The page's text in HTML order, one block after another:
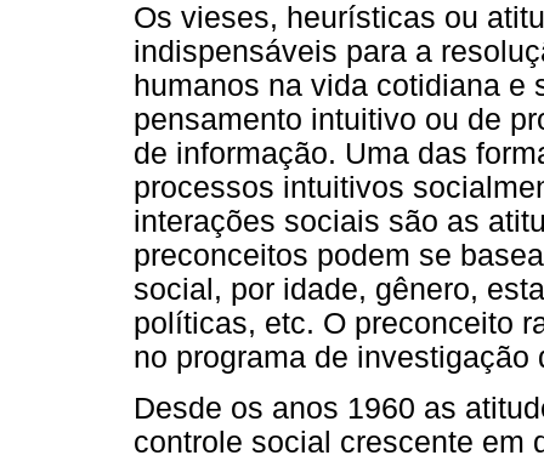
Os vieses, heurísticas ou
indispensáveis para a
humanos na vida cotidiana e
pensamento intuitivo ou de
de informação. Uma das
processos intuitivos
interações sociais são as
preconceitos podem se
social, por idade, gênero,
políticas, etc. O preconceito
no programa de
Desde os anos 1960 as
controle social crescente em